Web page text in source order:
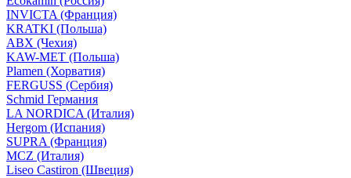
INVICTA (Франция)
KRATKI (Польша)
ABX (Чехия)
KAW-MET (Польша)
Plamen (Хорватия)
FERGUSS (Сербия)
Schmid Германия
LA NORDICA (Италия)
Hergom (Испания)
SUPRA (Франция)
MCZ (Италия)
Liseo Castiron (Швеция)